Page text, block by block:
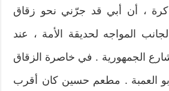
، أن أبي قد جرّني نحو زقاق
المواجه لحديقة الأمة ، عند
الجمهورية . في خاصرة الزقاق
العمبة . مطعم حسين كان أقرب